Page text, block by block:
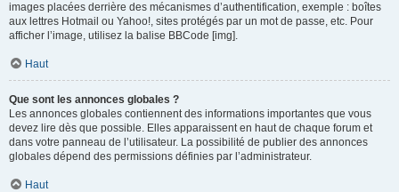
images placées derrière des mécanismes d’authentification, exemple : boîtes
aux lettres Hotmail ou Yahoo!, sites protégés par un mot de passe, etc. Pour
afficher l’image, utilisez la balise BBCode [img].
Haut
Que sont les annonces globales ?
Les annonces globales contiennent des informations importantes que vous
devez lire dès que possible. Elles apparaissent en haut de chaque forum et
dans votre panneau de l’utilisateur. La possibilité de publier des annonces
globales dépend des permissions définies par l’administrateur.
Haut